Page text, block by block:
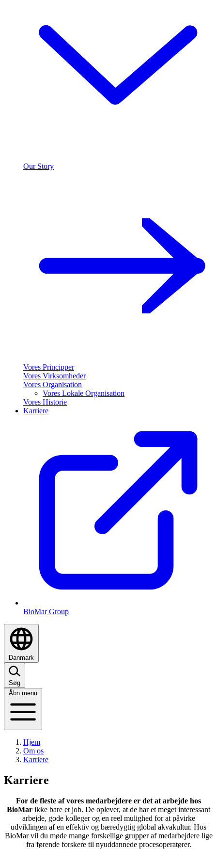
Our Story
Vores Principper
Vores Virksomheder
Vores Organisation
Vores Lokale Organisation
Vores Historie
Karriere
BioMar Group
Danmark
Søg
Åbn menu
Hjem
Om os
Karriere
Karriere
For de fleste af vores medarbejdere er det at arbejde hos
BioMar ikke bare et job. De oplever, at de har et meget interessant
arbejde, gode kolleger og en reel mulighed for at påvirke
udviklingen af en effektiv og bæredygtig global akvakultur. Hos
BioMar vil du møde mange forskellige grupper af medarbejdere lige
fra førende forskere til nyuddannede procesoperatører.